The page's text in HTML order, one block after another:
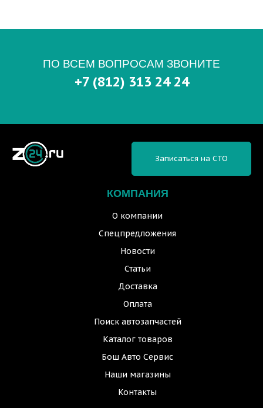
ПО ВСЕМ ВОПРОСАМ ЗВОНИТЕ
+7 (812) 313 24 24
КОМПАНИЯ
О компании
Спецпредложения
Новости
Статьи
Доставка
Оплата
Поиск автозапчастей
Каталог товаров
Бош Авто Сервис
Наши магазины
Контакты
Записаться на СТО